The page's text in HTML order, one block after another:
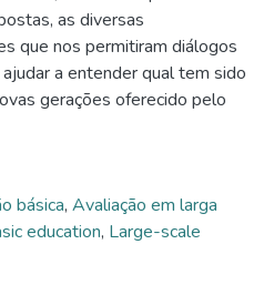
as diversas
que nos permitiram diálogos
a entender qual tem sido
gerações oferecido pelo
básica, Avaliação em larga
education, Large-scale